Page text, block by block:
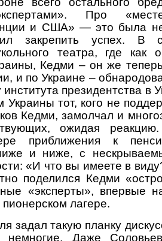
Про
и США» — это была
закрепить успех. В
театра, где как
Кедми – он же
и по Украине –
президентства в
Украины тот, кого не
Кедми, замолчал и
ожидая
приближения к
и ниже, с
«И что вы имеете в
поделился Кедми
«эксперты», впервые
лагере.
задал такую планку
Даже